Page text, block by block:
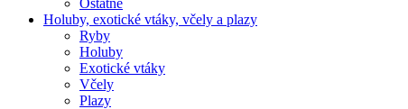
Holuby, exotické vtáky, včely a plazy
Ryby
Holuby
Exotické vtáky
Včely
Plazy